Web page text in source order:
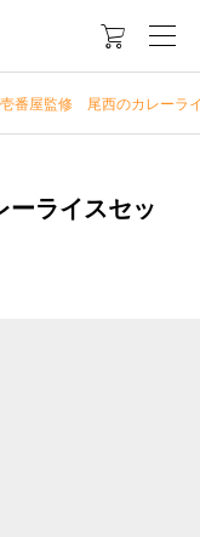

番屋監修 尾西のカレーラ
ライスセッ